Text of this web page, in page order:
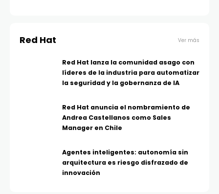
Red Hat Ver más
Red Hat lanza la comunidad asago con
líderes de la industria para automatizar
la seguridad y la gobernanza de IA
Red Hat anuncia el nombramiento de
Andrea Castellanos como Sales
Manager en Chile
Agentes inteligentes: autonomía sin
arquitectura es riesgo disfrazado de
innovación